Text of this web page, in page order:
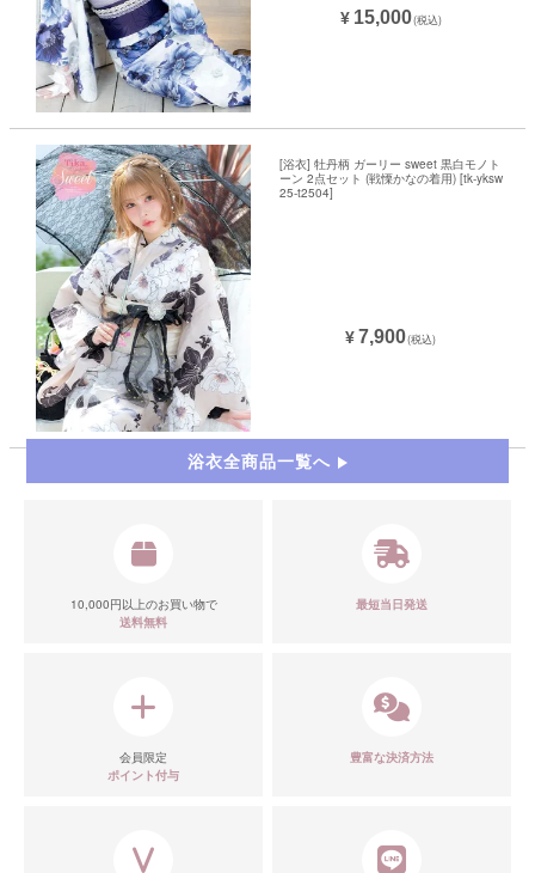
¥ 15,000(税込)
[浴衣] 牡丹柄 ガーリー sweet 黒白モノト
ーン 2点セット (戦慄かなの着用) [tk-yksw
25-t2504]
¥ 7,900(税込)
浴衣全商品一覧へ
10,000円以上のお買い物で
送料無料
最短当日発送
会員限定
ポイント付与
豊富な決済方法